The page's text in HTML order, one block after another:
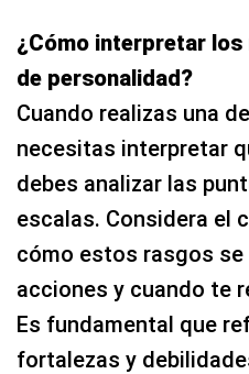
¿Cómo interpretar
de personalidad?
Cuando realizas una
necesitas interpretar
debes analizar las
escalas. Considera el
cómo estos rasgos
acciones y cuando te
Es fundamental que
fortalezas y